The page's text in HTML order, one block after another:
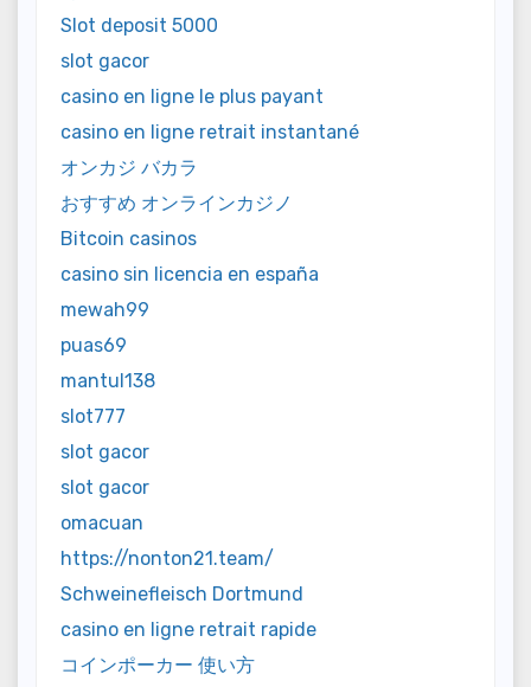
Slot deposit 5000
slot gacor
casino en ligne le plus payant
casino en ligne retrait instantané
オンカジ バカラ
おすすめ オンラインカジノ
Bitcoin casinos
casino sin licencia en españa
mewah99
puas69
mantul138
slot777
slot gacor
slot gacor
omacuan
https://nonton21.team/
Schweinefleisch Dortmund
casino en ligne retrait rapide
コインポーカー 使い方